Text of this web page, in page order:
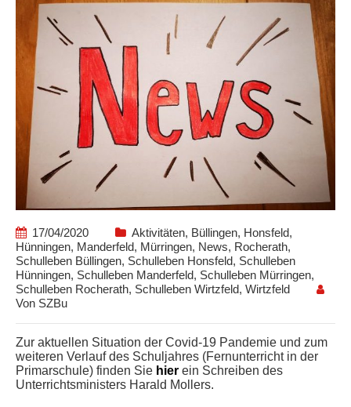
17/04/2020 Aktivitäten, Büllingen, Honsfeld,
Hünningen, Manderfeld, Mürringen, News, Rocherath,
Schulleben Büllingen, Schulleben Honsfeld, Schulleben
Hünningen, Schulleben Manderfeld, Schulleben Mürringen,
Schulleben Rocherath, Schulleben Wirtzfeld, Wirtzfeld
Von SZBu
Zur aktuellen Situation der Covid-19 Pandemie und zum
weiteren Verlauf des Schuljahres (Fernunterricht in der
Primarschule) finden Sie hier ein Schreiben des
Unterrichtsministers Harald Mollers.